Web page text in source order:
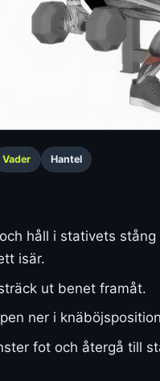
Vader Hantel
håll i stativets
isär.
ut benet framåt.
ner i
fot och återgå till